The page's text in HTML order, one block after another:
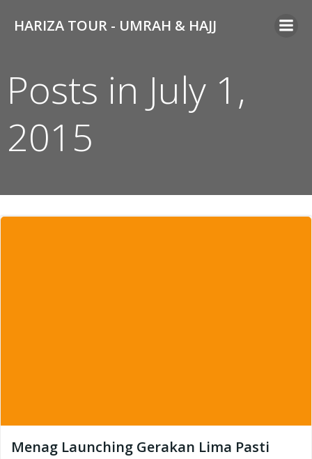
to
HARIZA TOUR - UMRAH & HAJJ
Posts in July 1,
2015
Menag Launching Gerakan Lima Pasti